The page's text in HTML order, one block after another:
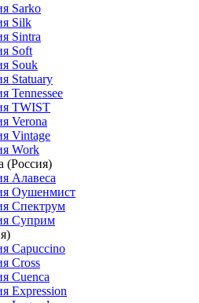
Sarko
Silk
Sintra
Soft
Souk
Statuary
Tennessee
TWIST
Verona
Vintage
Work
(Россия)
Алавеса
Оушенмист
Спектрум
Суприм
Capuccino
Cross
Cuenca
Expression